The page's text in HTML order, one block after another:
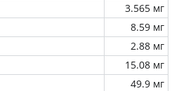
3.565 мг
8.59 мг
2.88 мг
15.08 мг
49.9 мг